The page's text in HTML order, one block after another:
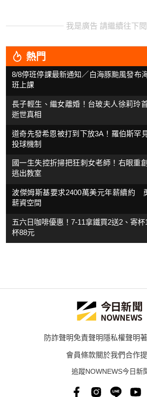
我是廣告 請繼續往下
熱門
8/8停班停課最新通知／白海豚颱風發布
班上課
長子輕生、繼女離婚！台玻夫人徐莉玲
逝世真相
道奇先發希恩被打到下放3A！羅伯斯罕
投球機制
國一生失控折掃把狂刺女老師！右眼重
逃出教室
波傑姆斯基要求2400萬美元年薪續約
薪資空間
五六日咖啡優惠！7-11拿鐵買2送2、寄
杯88元
防詐聲明免責聲明隱私權聲明
會員條款關於我們合作
追蹤NOWNEWS今日新